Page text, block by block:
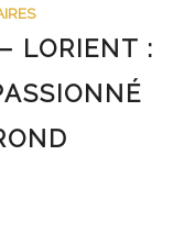
LORIENT :